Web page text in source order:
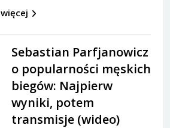
więcej
Sebastian Parfjanowicz
o popularności męskich
biegów: Najpierw
wyniki, potem
transmisje (wideo)